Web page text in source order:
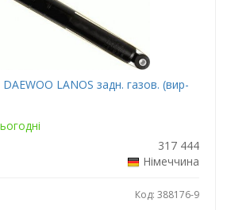
LANOS задн. газов. (вир-
317 444
Німеччина
Код: 388176-9